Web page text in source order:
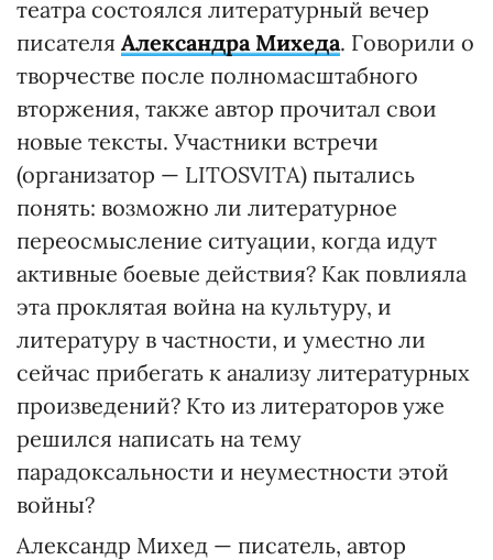
театра состоялся литературный вечер
писателя Александра Михеда. Говорили о
творчестве после полномасштабного
вторжения, также автор прочитал свои
новые тексты. Участники встречи
(организатор — LITOSVITA) пытались
понять: возможно ли литературное
переосмысление ситуации, когда идут
активные боевые действия? Как повлияла
эта проклятая война на культуру, и
литературу в частности, и уместно ли
сейчас прибегать к анализу литературных
произведений? Кто из литераторов уже
решился написать на тему
парадоксальности и неуместности этой
войны?
Александр Михед — писатель, автор